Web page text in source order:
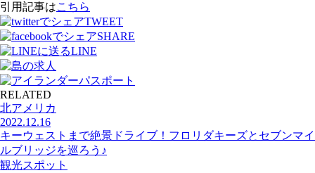
引用記事はこちら
TWEET
SHARE
LINE
RELATED
北アメリカ
2022.12.16
キーウェストまで絶景ドライブ！フロリダキーズとセブンマイ
ルブリッジを巡ろう♪
観光スポット